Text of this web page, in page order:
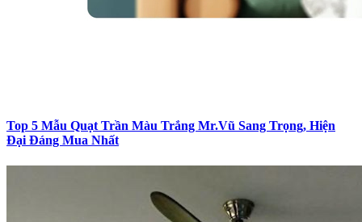
Top 5 Mẫu Quạt Trần Màu Trắng Mr.Vũ Sang Trọng, Hiện
Đại Đáng Mua Nhất